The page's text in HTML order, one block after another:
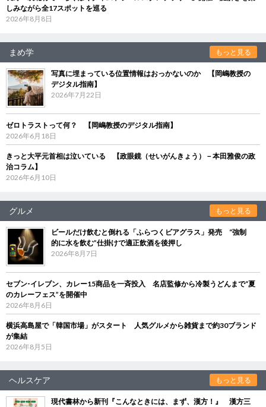
しみながら全17スポットを巡る
2026年8月8日
まめ学 もっと見る
写真に埋まっている位置情報はおっかないのか 【岡嶋教授の
デジタル指南】
2026年7月22日
ゼロトラストって何？ 【岡嶋教授のデジタル指南】
2026年6月18日
きっと大平元首相は泣いている 【政眼鏡（せいがんきょう）－本田雅俊の政
治コラム】
2026年6月10日
グルメ もっと見る
ビールだけ飲むと倒れる「ふらつくビアグラス」発売 “強制
的に水を飲む”仕掛けで適正飲酒を後押し
2026年8月7日
セブン‐イレブン、カレー15商品を一斉投入 名店監修から冷製うどんまで“夏
のカレーフェス”を開催中
2026年8月6日
横浜高島屋で「韓国市場」がスタート 人気グルメから雑貨まで約30ブランド
が集結
2026年8月5日
ヘルスケア もっと見る
現代書林から新刊『こんなときには、まず、漢方！』 漢方三